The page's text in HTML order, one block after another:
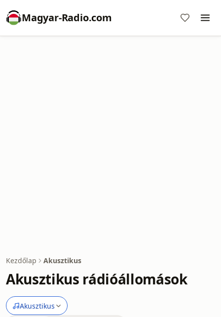
Magyar-Radio.com
Kezdőlap Akusztikus
Akusztikus rádióállomások
Akusztikus